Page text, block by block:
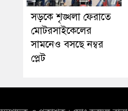
সড়কে শৃঙ্খলা ফেরাতে
মোটরসাইকেলের
সামনেও বসছে নম্বর
প্লেট